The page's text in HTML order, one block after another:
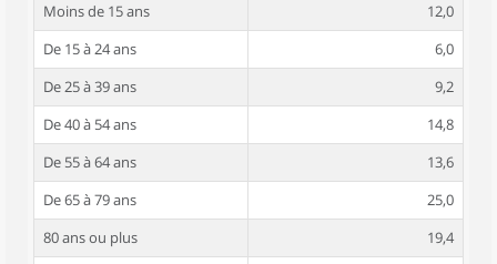
Moins de 15 ans
12,0
De 15 à 24 ans
6,0
De 25 à 39 ans
9,2
De 40 à 54 ans
14,8
De 55 à 64 ans
13,6
De 65 à 79 ans
25,0
80 ans ou plus
19,4